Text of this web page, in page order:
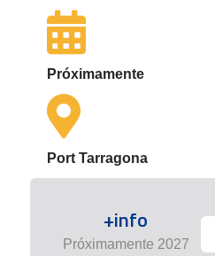
Próximamente
Port Tarragona
+info
Próximamente 2027